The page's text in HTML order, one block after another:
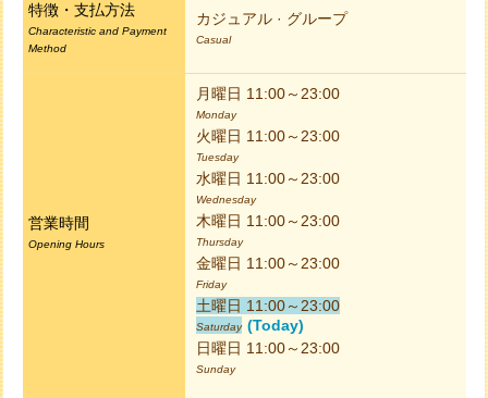
特徴・支払方法
Characteristic and Payment
Method
カジュアル · グループ
Casual
営業時間
Opening Hours
月曜日 11:00～23:00
Monday
火曜日 11:00～23:00
Tuesday
水曜日 11:00～23:00
Wednesday
木曜日 11:00～23:00
Thursday
金曜日 11:00～23:00
Friday
土曜日 11:00～23:00
Saturday (Today)
日曜日 11:00～23:00
Sunday